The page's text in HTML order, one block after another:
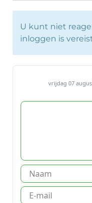
U kunt niet
inloggen is
vrijdag 07